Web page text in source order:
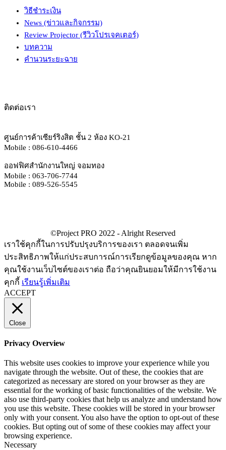
วิธีชำระเงิน
News (ข่าวและกิจกรรม)
Review Projector (รีวิวโปรเจคเตอร์)
บทความ
คำนวนระยะฉาย
ติดต่อเรา
ศูนย์การค้าเซียร์ริงสิต ชั้น 2 ห้อง KO-21
Mobile : 086-610-4466
ออฟฟิศสำนักงานใหญ่ จอมทอง
Mobile : 063-706-7744
Mobile : 089-526-5545
เราใช้คุกกี้ในการปรับปรุงบริการของเรา ตลอดจนเพิ่ม
ประสิทธิภาพให้แก่ประสบการณ์การเรียกดูข้อมูลของคุณ หาก
คุณใช้งานเว็บไซต์ของเราต่อ ถือว่าคุณยินยอมให้มีการใช้งาน
คุกกี้ เรียนรู้เพิ่มเติม
ACCEPT
Close
Privacy Overview
This website uses cookies to improve your experience while you
navigate through the website. Out of these, the cookies that are
categorized as necessary are stored on your browser as they are
essential for the working of basic functionalities of the website. We
also use third-party cookies that help us analyze and understand how
you use this website. These cookies will be stored in your browser
only with your consent. You also have the option to opt-out of these
cookies. But opting out of some of these cookies may affect your
browsing experience.
Necessary